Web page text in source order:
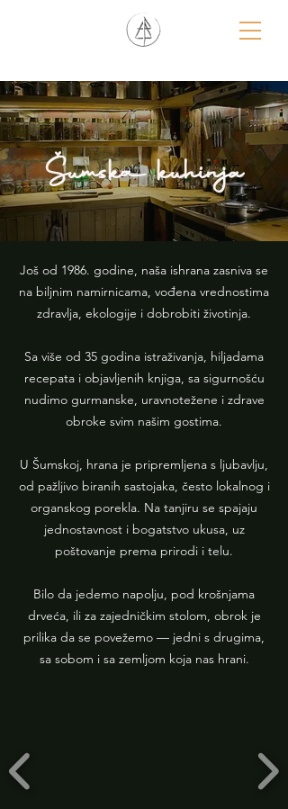
Šumska kuhinja
Još od 1986. godine, naša ishrana zasniva se
na biljnim namirnicama, vođena vrednostima
zdravlja, ekologije i dobrobiti životinja.
Sa više od 35 godina istraživanja, hiljadama
recepata i objavljenih knjiga, sa sigurnošću
nudimo gurmanske, uravnotežene i zdrave
obroke svim našim gostima.
U Šumskoj, hrana je pripremljena s ljubavlju,
od pažljivo biranih sastojaka, često lokalnog i
organskog porekla. Na tanjiru se spajaju
jednostavnost i bogatstvo ukusa, uz
poštovanje prema prirodi i telu.
Bilo da jedemo napolju, pod krošnjama
drveća, ili za zajedničkim stolom, obrok je
prilika da se povežemo — jedni s drugima,
sa sobom i sa zemljom koja nas hrani.